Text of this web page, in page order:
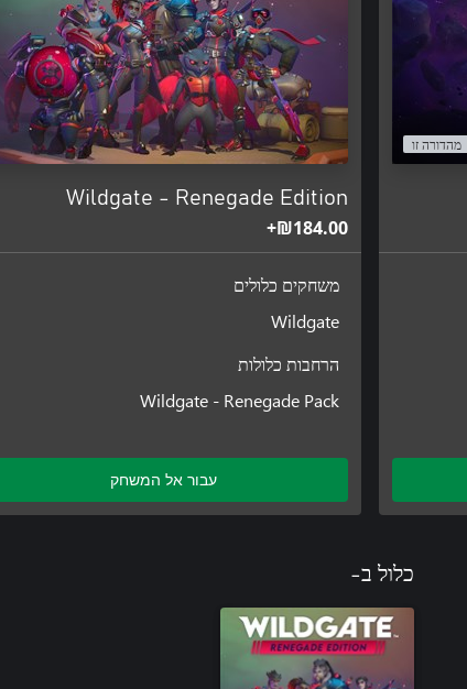
מהדורה זו
Wildgate - Renegade Edition
‪₪‎184.00‬+
משחקים כלולים
Wildgate
הרחבות כלולות
Wildgate - Renegade Pack
עבור אל המשחק
כלול ב-